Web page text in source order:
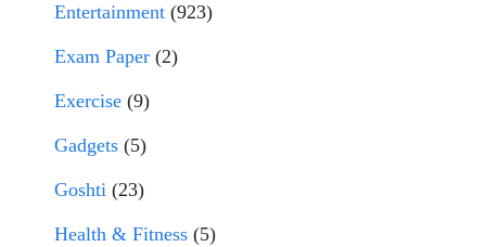
Entertainment (923)
Exam Paper (2)
Exercise (9)
Gadgets (5)
Goshti (23)
Health & Fitness (5)